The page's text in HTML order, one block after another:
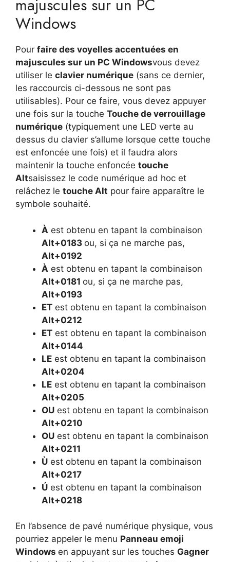
majuscules sur un PC
Windows
Pour faire des voyelles accentuées en
majuscules sur un PC Windowsvous devez
utiliser le clavier numérique (sans ce dernier,
les raccourcis ci-dessous ne sont pas
utilisables). Pour ce faire, vous devez appuyer
une fois sur la touche Touche de verrouillage
numérique (typiquement une LED verte au
dessus du clavier s’allume lorsque cette touche
est enfoncée une fois) et il faudra alors
maintenir la touche enfoncée touche
Altsaisissez le code numérique ad hoc et
relâchez le touche Alt pour faire apparaître le
symbole souhaité.
À est obtenu en tapant la combinaison
Alt+0183 ou, si ça ne marche pas,
Alt+0192
À est obtenu en tapant la combinaison
Alt+0181 ou, si ça ne marche pas,
Alt+0193
ET est obtenu en tapant la combinaison
Alt+0212
ET est obtenu en tapant la combinaison
Alt+0144
LE est obtenu en tapant la combinaison
Alt+0204
LE est obtenu en tapant la combinaison
Alt+0205
OU est obtenu en tapant la combinaison
Alt+0210
OU est obtenu en tapant la combinaison
Alt+0211
Ù est obtenu en tapant la combinaison
Alt+0217
Ú est obtenu en tapant la combinaison
Alt+0218
En l’absence de pavé numérique physique, vous
pourriez appeler le menu Panneau emoji
Windows en appuyant sur les touches Gagner